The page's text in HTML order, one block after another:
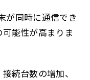
が同時に通信でき
能性が高まりま
続台数の増加、